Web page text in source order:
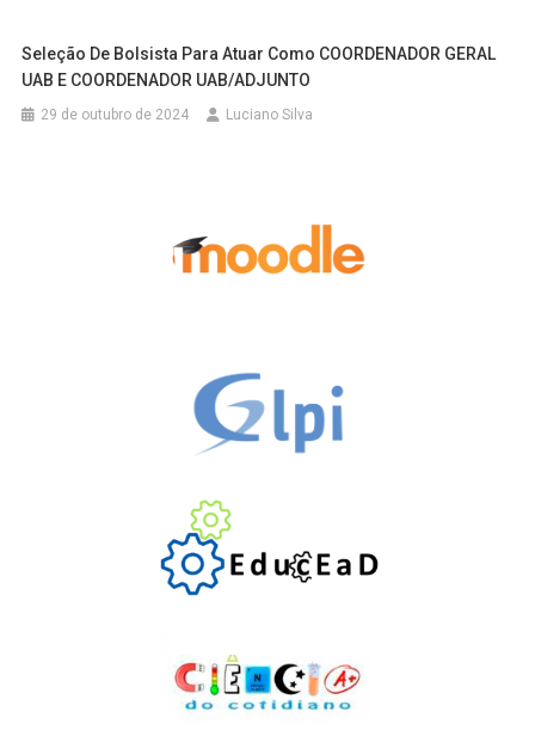
Seleção De Bolsista Para Atuar Como COORDENADOR GERAL
UAB E COORDENADOR UAB/ADJUNTO
29 de outubro de 2024 Luciano Silva